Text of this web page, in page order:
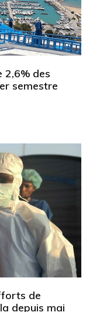
2,6% des
semestre
de
depuis mai